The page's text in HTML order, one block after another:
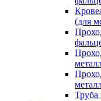
(для
Труба